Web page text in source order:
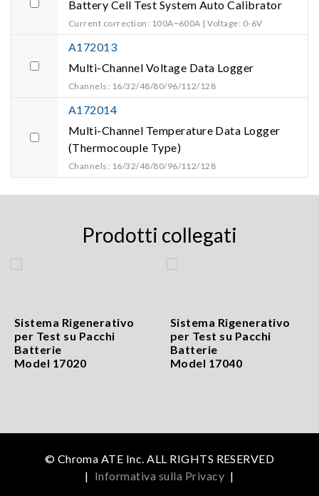
Battery Cell Test System Auto Calibrator
Current correction: 100A~600A | Voltage: 0-6V
A172013
Multi-Channel Voltage Data Logger
Channels: 16/32/48/80/96/112/128
A172014
Multi-Channel Temperature Data Logger
(Thermocouple Type)
Channels: 16/32/48/80/96/112/128
Prodotti collegati
Sistema Rigenerativo
per Test su Pacchi
Batterie
Model 17020
Sistema Rigenerativo
per Test su Pacchi
Batterie
Model 17040
© Chroma ATE Inc. ALL RIGHTS RESERVED
| Informativa sulla Privacy |